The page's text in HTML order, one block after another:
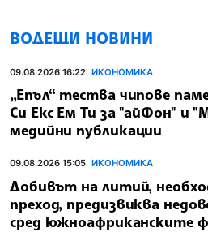
ВОДЕЩИ НОВИНИ
09.08.2026 16:22 ИКОНОМИКА
„Епъл“ тества чипове
Си Екс Ем Ти за "айФон" и
медийни публикации
09.08.2026 15:05 ИКОНОМИКА
Добивът на литий,
преход, предизвиква
сред южноафриканските